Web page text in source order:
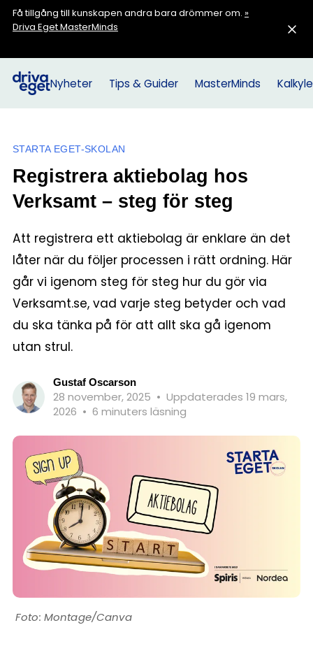
Få tillgång till kunskapen andra bara drömmer om. »
Driva Eget MasterMinds
Nyheter Tips & Guider MasterMinds
STARTA EGET-SKOLAN
Registrera aktiebolag hos
Verksamt – steg för steg
Att registrera ett aktiebolag är enklare än det
låter när du följer processen i rätt ordning. Här
går vi igenom steg för steg hur du gör via
Verksamt.se, vad varje steg betyder och vad
du ska tänka på för att allt ska gå igenom
utan strul.
Gustaf Oscarson
28 november, 2025 • Uppdaterades 19 mars,
2026 • 6 minuters läsning
Montage/Canva